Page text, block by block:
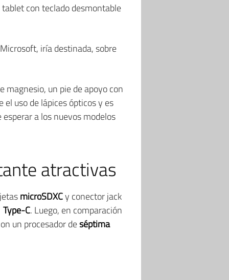
tablet con teclado desmontable
iría destinada, sobre
magnesio, un pie de apoyo con
uso de lápices ópticos y es
a los nuevos modelos
atractivas
microSDXCy conector jack
C. Luego, en comparación
un procesador deséptima